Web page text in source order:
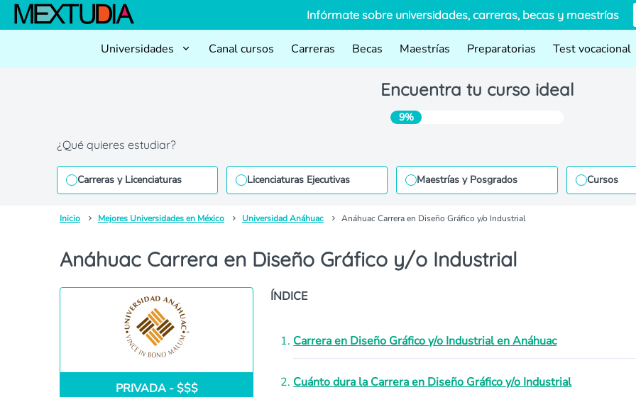
Infórmate sobre universidades, carreras, becas y maestrías
Universidades Canal cursos Carreras Becas Maestrías Preparatorias Test vocacional
Encuentra tu curso ideal
9%
¿Qué quieres estudiar?
Carreras y Licenciaturas Licenciaturas Ejecutivas Maestrías y Posgrados Cursos
Inicio Mejores Universidades en México Universidad Anáhuac Anáhuac Carrera en Diseño Gráfico y/o Industrial
Anáhuac Carrera en Diseño Gráfico y/o Industrial
PRIVADA - $$$
ÍNDICE
Carrera en Diseño Gráfico y/o Industrial en Anáhuac
Cuánto dura la Carrera en Diseño Gráfico y/o Industrial